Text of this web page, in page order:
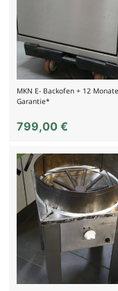
MKN E- Backofen + 12 Monate
Garantie*
799,00 €